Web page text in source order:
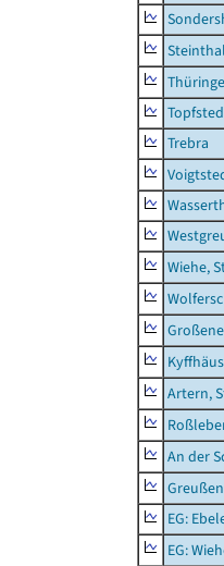
Trebra
Wiehe,
Artern,
An der
EG:
EG: